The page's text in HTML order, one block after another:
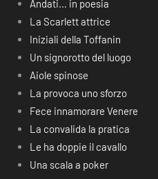
Andati… in poesia
La Scarlett attrice
Iniziali della Toffanin
Un signorotto del luogo
Aiole spinose
La provoca uno sforzo
Fece innamorare Venere
La convalida la pratica
Le ha doppie il cavallo
Una scala a poker